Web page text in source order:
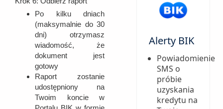
Po kilku dniach
(maksymalnie do 30
dni) otrzymasz
wiadomość, że
dokument jest
gotowy
Raport zostanie
udostępniony na
Twoim koncie w
Alerty BIK
Powiadomienie
SMS o
próbie
uzyskania
kredytu na